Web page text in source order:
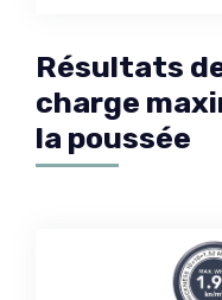
Résultats
charge
la poussée